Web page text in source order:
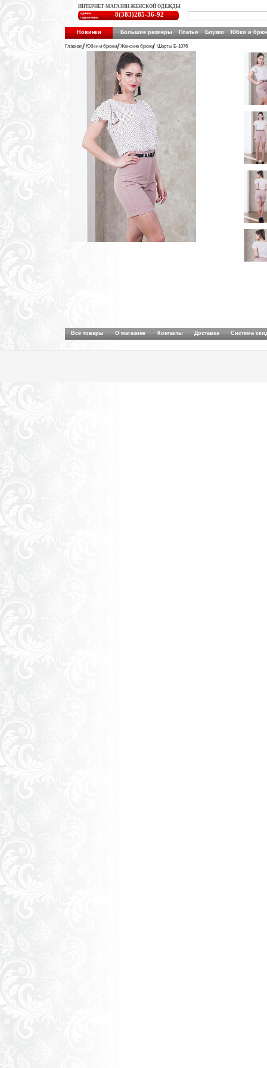
ИНТЕРНЕТ-МАГАЗИН ЖЕНСКОЙ ОДЕЖДЫ
единая
справочная
8(383)285-36-92
Новинки Большие размеры Платья Блузки Юбки и
Главная Юбки и брюки Женские брюки Шорты Б-1076
Все товары О магазине Контакты Доставка Система